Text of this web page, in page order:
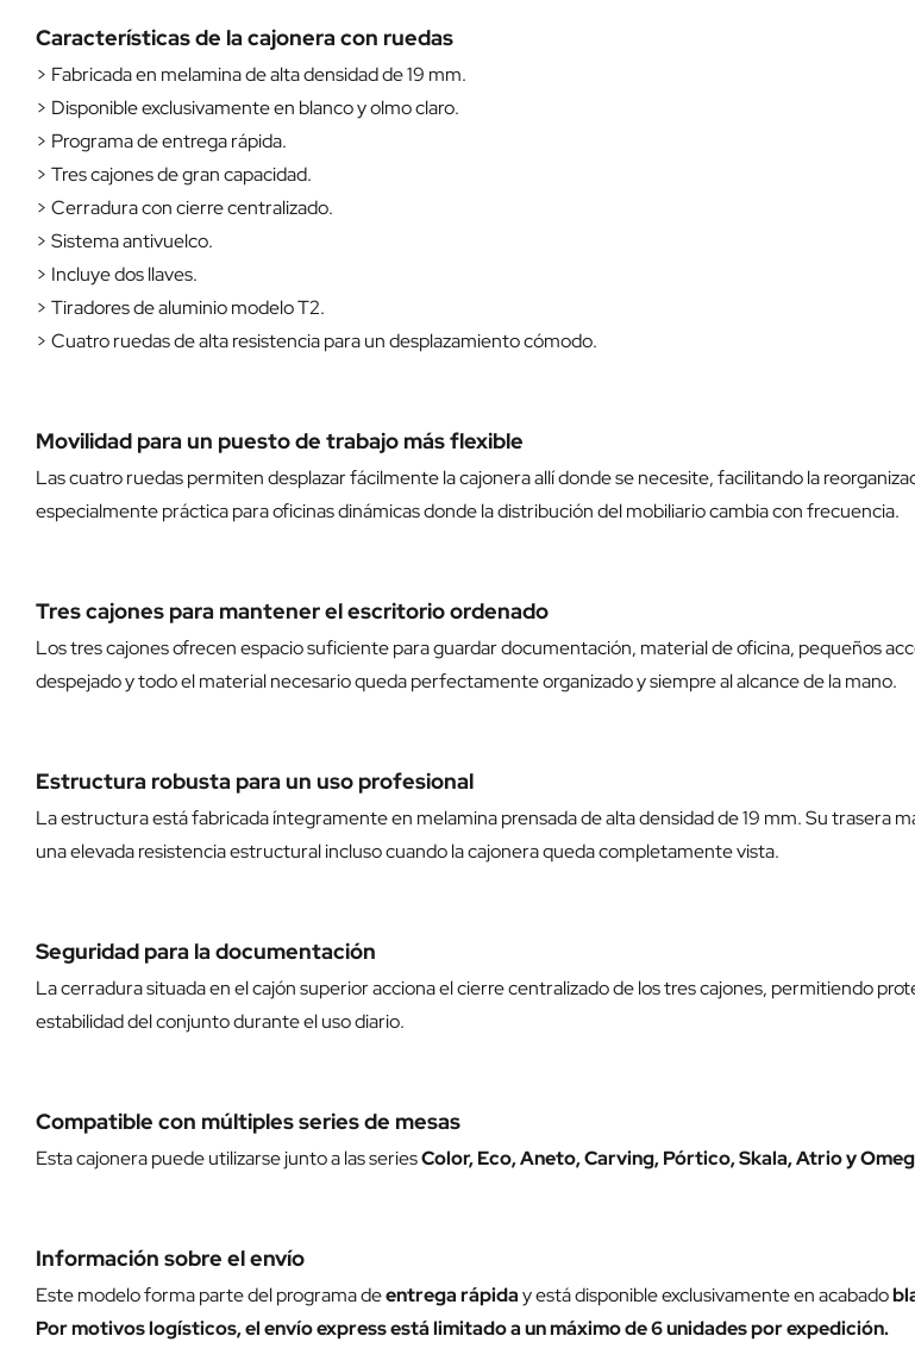
Características de la cajonera con ruedas
> Fabricada en melamina de alta densidad de 19 mm.
> Disponible exclusivamente en blanco y olmo claro.
> Programa de entrega rápida.
> Tres cajones de gran capacidad.
> Cerradura con cierre centralizado.
> Sistema antivuelco.
> Incluye dos llaves.
> Tiradores de aluminio modelo T2.
> Cuatro ruedas de alta resistencia para un desplazamiento cómodo.
Movilidad para un puesto de trabajo más flexible
Las cuatro ruedas permiten desplazar fácilmente la cajonera allí donde se necesite, facilitando la
especialmente práctica para oficinas dinámicas donde la distribución del mobiliario cambia con frecuencia.
Tres cajones para mantener el escritorio ordenado
Los tres cajones ofrecen espacio suficiente para guardar documentación, material de oficina, pequeños
despejado y todo el material necesario queda perfectamente organizado y siempre al alcance de la mano.
Estructura robusta para un uso profesional
La estructura está fabricada íntegramente en melamina prensada de alta densidad de 19 mm. Su trasera
una elevada resistencia estructural incluso cuando la cajonera queda completamente vista.
Seguridad para la documentación
La cerradura situada en el cajón superior acciona el cierre centralizado de los tres cajones, permitiendo
estabilidad del conjunto durante el uso diario.
Compatible con múltiples series de mesas
Esta cajonera puede utilizarse junto a las seriesColor, Eco, Aneto, Carving, Pórtico, Skala, Atrio y
Información sobre el envío
Este modelo forma parte del programa deentrega rápiday está disponible exclusivamente en acabado
Por motivos logísticos, el envío express está limitado a un máximo de 6 unidades por expedición.